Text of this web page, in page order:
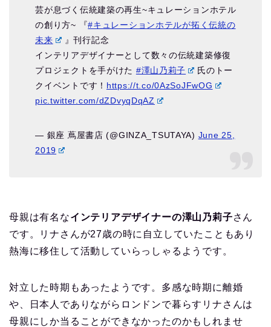
芸が息づく伝統建築の再生~キュレーションホテル
の創り方~ 『#キュレーションホテルが拓く伝統の
未来
』刊行記念
インテリアデザイナーとして数々の伝統建築修復
プロジェクトを手がけた #澤山乃莉子
氏のトー
クイベントです！ https://t.co/0AzSoJFwOG
pic.twitter.com/dZDvyqDqAZ
— 銀座 蔦屋書店 (@GINZA_TSUTAYA) June 25,
2019
母親は有名なインテリアデザイナーの澤山乃莉子さん
です。リナさんが27歳の時に自立していたこともあり
熱海に移住して活動していらっしゃるようです。
対立した時期もあったようです。多感な時期に離婚
や、日本人でありながらロンドンで暮らすリナさんは
母親にしか当ることができなかったのかもしれませ